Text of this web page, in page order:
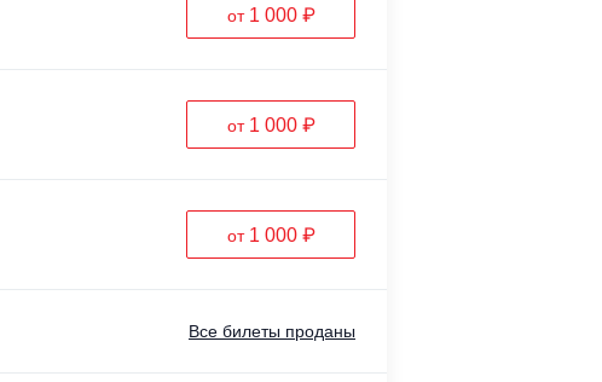
от 1 000 ₽
от 1 000 ₽
от 1 000 ₽
Все билеты проданы